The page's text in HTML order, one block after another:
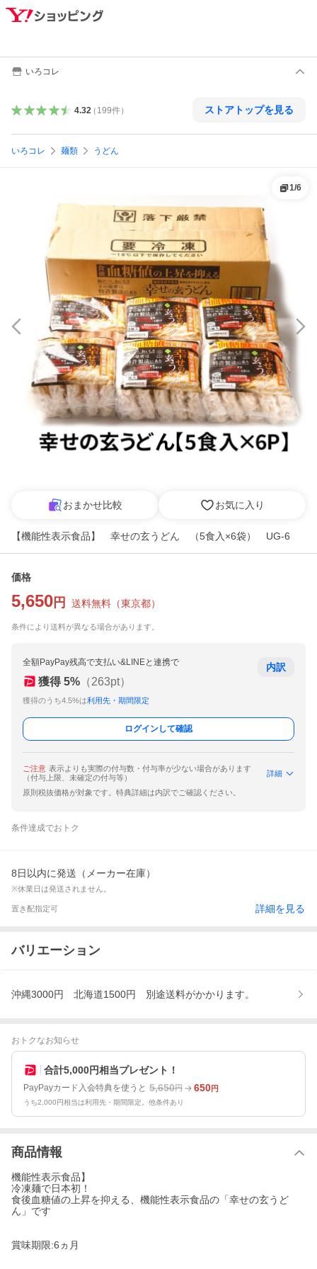
いろコレ
4.32（ 199件） ストアトップを見る
いろコレ 麺類 うどん
1/6
おまかせ比較 お気に入り
【機能性表示食品】 幸せの玄うどん （5食入×6袋） UG-6
価格
5,650 円 送料無料 （東京都）
条件により送料が異なる場合があります。
全額PayPay残高で支払い&LINEと連携で
獲得 5% （263pt）
獲得のうち4.5%は利用先・期間限定
内訳
ログインして確認
ご注意 表示よりも実際の付与数・付与率が少ない場合があります
（付与上限、未確定の付与等）
詳細
原則税抜価格が対象です。特典詳細は内訳でご確認ください。
条件達成でおトク
8日以内に発送（メーカー在庫）
※休業日は発送されません。
置き配指定可 詳細を見る
バリエーション
沖縄3000円 北海道1500円 別途送料がかかります。
おトクなお知らせ
合計5,000円相当プレゼント！
PayPayカード入会特典を使うと 5,650円 650円
うち2,000円相当は利用先・期間限定。他条件あり
商品情報
機能性表示食品】
冷凍麺で日本初！
食後血糖値の上昇を抑える、機能性表示食品の「幸せの玄うど
ん」です
賞味期限:6ヵ月